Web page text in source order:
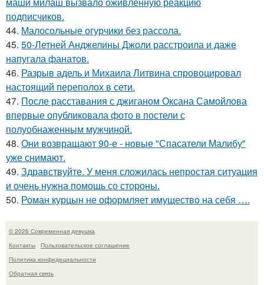
подписчиков.
44. Малосольные огурчики без рассола.
45. 50-Летней Анджелины Джоли расстроила и даже
напугала фанатов.
46. Разрыв адель и Михаила Литвина спровоцировал
настоящий переполох в сети.
47. После расставания с джиганом Оксана Самойлова
впервые опубликовала фото в постели с
полуобнаженным мужчиной.
48. Они возвращают 90-е - новые "Спасатели Малибу"
уже снимают.
49. Здравствуйте. У меня сложилась непростая ситуация
и очень нужна помощь со стороны.
50. Роман курцын не оформляет имущество на себя ….
© 2026 Современная девушка
Контакты
Пользовательское соглашение
Политика конфидециальности
Обратная связь